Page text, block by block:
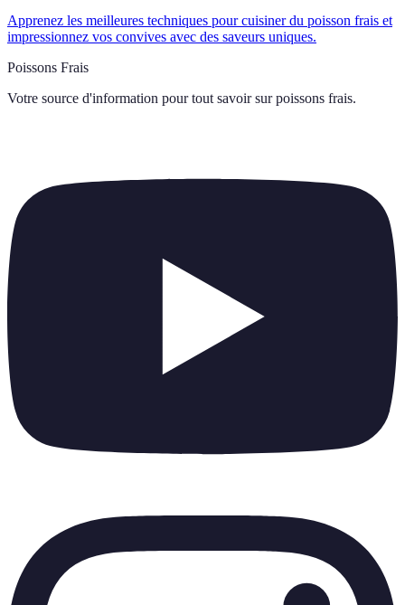
Apprenez les meilleures techniques pour cuisiner du poisson frais et
impressionnez vos convives avec des saveurs uniques.
Poissons Frais
Votre source d'information pour tout savoir sur poissons frais.